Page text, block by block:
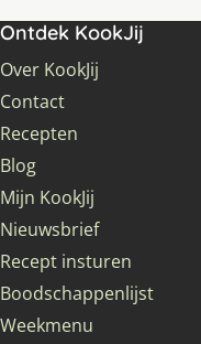
Ontdek KookJij
Over KookJij
Contact
Recepten
Blog
Mijn KookJij
Nieuwsbrief
Recept insturen
Boodschappenlijst
Weekmenu